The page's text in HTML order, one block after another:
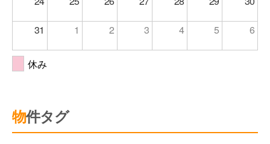
31 1 2 3 4 5 6
休み
物件タグ